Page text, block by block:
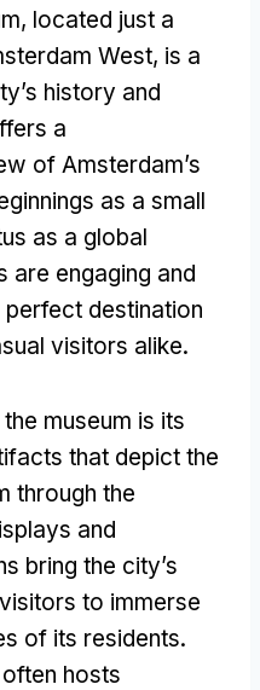
, located just a
West, is a
history and
a
of Amsterdam’s
as a small
as a global
are engaging and
perfect destination
visitors alike.
museum is its
that depict the
through the
and
bring the city’s
to immerse
of its residents.
hosts